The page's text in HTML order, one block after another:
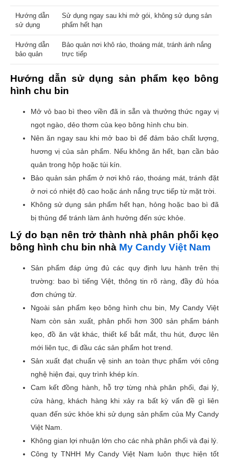
Hướng dẫn
sử dụng
Sử dụng ngay sau khi mở gói, không sử dụng sản
phẩm hết hạn
Hướng dẫn
bảo quản
Bảo quản nơi khô ráo, thoáng mát, tránh ánh nắng
trực tiếp
Hướng dẫn sử dụng sản phẩm kẹo bông
hình chu bin
Mở vỏ bao bì theo viền đã in sẵn và thưởng thức ngay vị
ngọt ngào, dẻo thơm của kẹo bông hình chu bin.
Nên ăn ngay sau khi mở bao bì để đảm bảo chất lượng,
hương vị của sản phẩm. Nếu không ăn hết, bạn cần bảo
quản trong hộp hoặc túi kín.
Bảo quản sản phẩm ở nơi khô ráo, thoáng mát, tránh đặt
ở nơi có nhiệt độ cao hoặc ánh nắng trực tiếp từ mặt trời.
Không sử dụng sản phẩm hết hạn, hỏng hoặc bao bì đã
bị thủng để tránh làm ảnh hưởng đến sức khỏe.
Lý do bạn nên trở thành nhà phân phối kẹo
bông hình chu bin nhà My Candy Việt Nam
Sản phẩm đáp ứng đủ các quy định lưu hành trên thị
trường: bao bì tiếng Việt, thông tin rõ ràng, đầy đủ hóa
đơn chứng từ.
Ngoài sản phẩm kẹo bông hình chu bin, My Candy Việt
Nam còn sản xuất, phân phối hơn 300 sản phẩm bánh
kẹo, đồ ăn vặt khác, thiết kế bắt mắt, thu hút, được lên
mới liên tục, đi đầu các sản phẩm hot trend.
Sản xuất đạt chuẩn vệ sinh an toàn thực phẩm với công
nghệ hiện đại, quy trình khép kín.
Cam kết đồng hành, hỗ trợ từng nhà phân phối, đại lý,
cửa hàng, khách hàng khi xảy ra bất kỳ vấn đề gì liên
quan đến sức khỏe khi sử dụng sản phẩm của My Candy
Việt Nam.
Không gian lợi nhuận lớn cho các nhà phân phối và đại lý.
Công ty TNHH My Candy Việt Nam luôn thực hiện tốt